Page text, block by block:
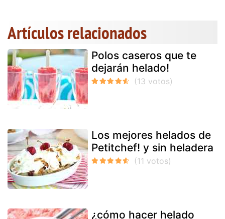
Artículos relacionados
Polos caseros que te
dejarán helado!
Los mejores helados de
Petitchef! y sin heladera
¿cómo hacer helado